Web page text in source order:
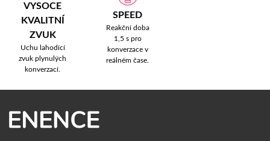
VYSOCE
KVALITNÍ
ZVUK
Uchu lahodící
zvuk plynulých
konverzací.
SPEED
Reakční doba
1,5 s pro
konverzace v
reálném čase.